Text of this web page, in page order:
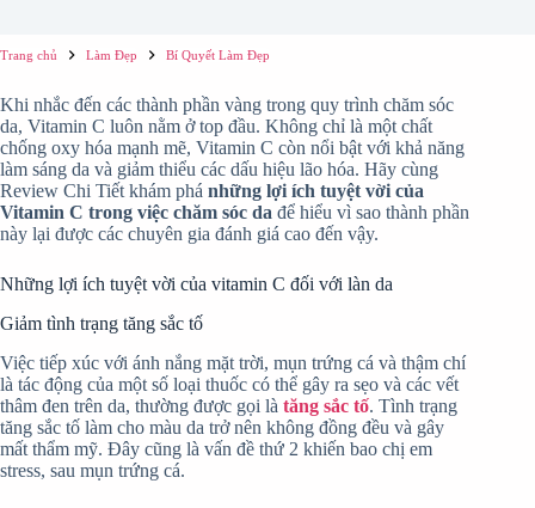
Trang chủ Làm Đẹp Bí Quyết Làm Đẹp
Khi nhắc đến các thành phần vàng trong quy trình chăm sóc
da, Vitamin C luôn nằm ở top đầu. Không chỉ là một chất
chống oxy hóa mạnh mẽ, Vitamin C còn nổi bật với khả năng
làm sáng da và giảm thiểu các dấu hiệu lão hóa. Hãy cùng
Review Chi Tiết khám phá những lợi ích tuyệt vời của
Vitamin C trong việc chăm sóc da để hiểu vì sao thành phần
này lại được các chuyên gia đánh giá cao đến vậy.
Những lợi ích tuyệt vời của vitamin C đối với làn da
Giảm tình trạng tăng sắc tố
Việc tiếp xúc với ánh nắng mặt trời, mụn trứng cá và thậm chí
là tác động của một số loại thuốc có thể gây ra sẹo và các vết
thâm đen trên da, thường được gọi là tăng sắc tố. Tình trạng
tăng sắc tố làm cho màu da trở nên không đồng đều và gây
mất thẩm mỹ. Đây cũng là vấn đề thứ 2 khiến bao chị em
stress, sau mụn trứng cá.